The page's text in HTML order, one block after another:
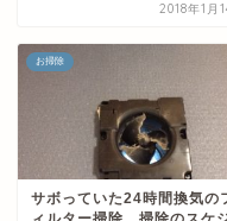
2018年1月
お掃除
サボっていた24時間換気の